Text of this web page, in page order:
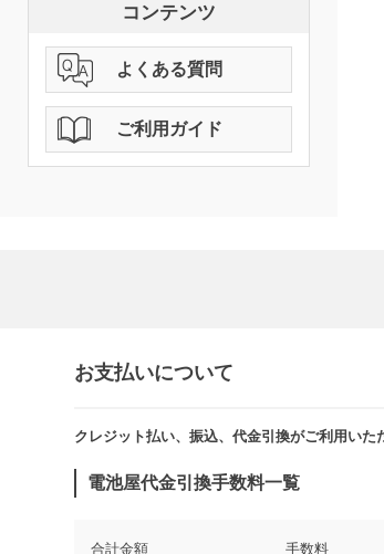
コンテンツ
よくある質問
ご利用ガイド
お支払いについて
クレジット払い、振込、代金引換がご利用いた
電池屋代金引換手数料一覧
合計金額 手数料